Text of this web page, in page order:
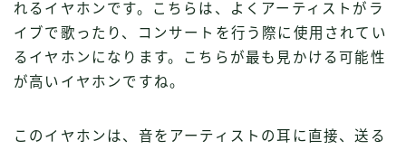
れるイヤホンです。こちらは、よくアーティストがラ
イブで歌ったり、コンサートを行う際に使用されてい
るイヤホンになります。こちらが最も見かける可能性
が高いイヤホンですね。
このイヤホンは、音をアーティストの耳に直接、送る